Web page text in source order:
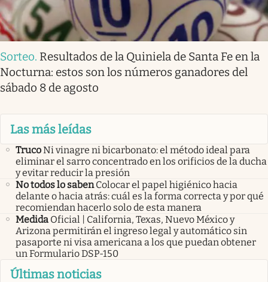
Sorteo. Resultados de la Quiniela de Santa Fe en la
Nocturna: estos son los números ganadores del
sábado 8 de agosto
Las más leídas
TrucoNi vinagre ni bicarbonato: el método ideal para
eliminar el sarro concentrado en los orificios de la ducha
y evitar reducir la presión
No todos lo saben Colocar el papel higiénico hacia
delante o hacia atrás: cuál es la forma correcta y por qué
recomiendan hacerlo solo de esta manera
Medida Oficial | California, Texas, Nuevo México y
Arizona permitirán el ingreso legal y automático sin
pasaporte ni visa americana a los que puedan obtener
un Formulario DSP-150
Últimas noticias